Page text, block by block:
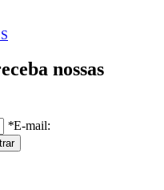
nossas
*E-mail: